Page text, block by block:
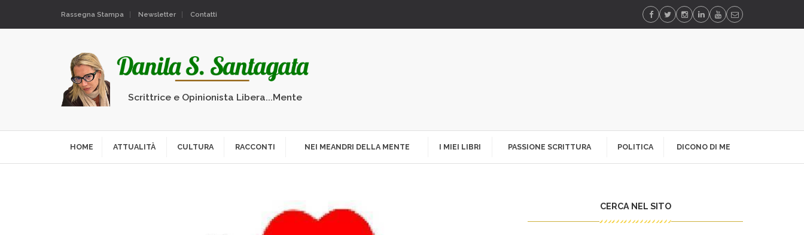
Rassegna Stampa Newsletter Contatti
Scrittrice e Opinionista Libera...Mente
HOME ATTUALITÀ CULTURA RACCONTI NEI MEANDRI DELLA MENTE I MIEI LIBRI PASSIONE SCRITTURA POLITICA DICONO DI ME
CERCA NEL SITO